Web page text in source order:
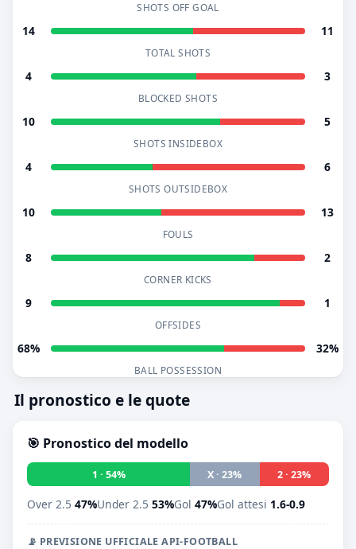
SHOTS OFF GOAL
14 11
TOTAL SHOTS
4 3
BLOCKED SHOTS
10 5
SHOTS INSIDEBOX
4 6
SHOTS OUTSIDEBOX
10 13
FOULS
8 2
CORNER KICKS
9 1
OFFSIDES
68% 32%
BALL POSSESSION
Il pronostico e le quote
🎯 Pronostico del modello
1 · 54% X · 23% 2 · 23%
Over 2.5 47%Under 2.5 53%Gol 47%Gol attesi 1.6-0.9
📡 PREVISIONE UFFICIALE API-FOOTBALL